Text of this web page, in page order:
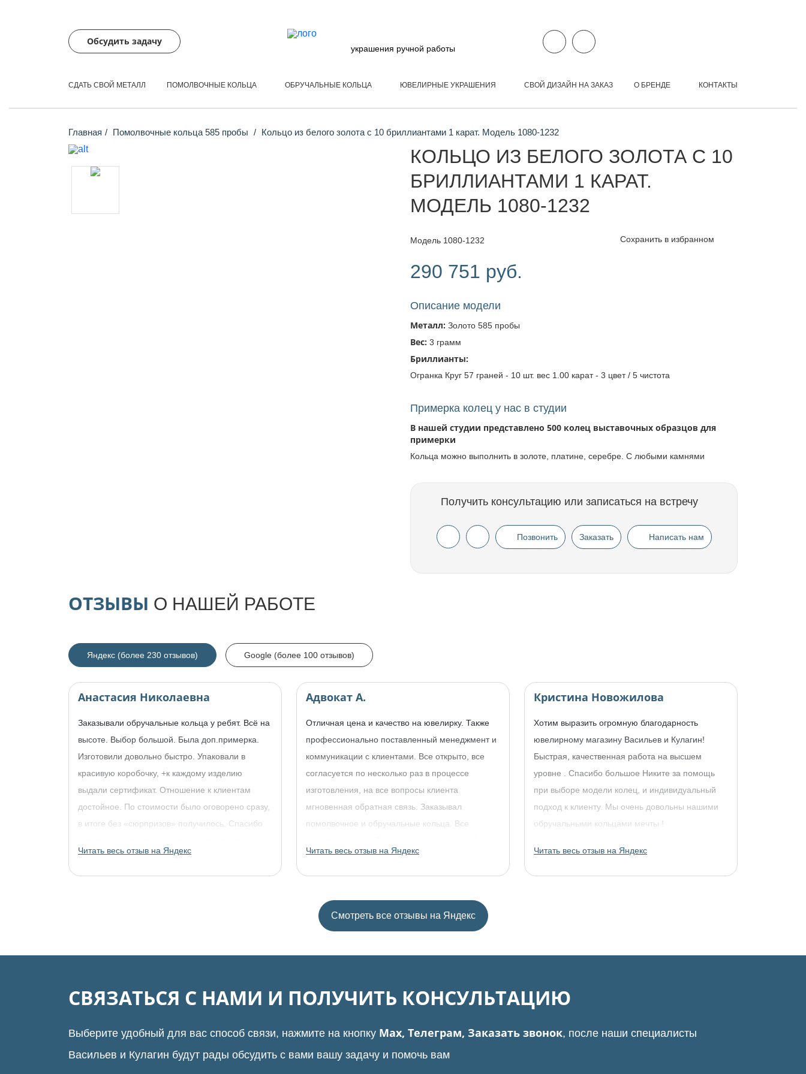
Обсудить задачу
украшения ручной работы
СДАТЬ СВОЙ МЕТАЛЛ ПОМОЛВОЧНЫЕ КОЛЬЦА ОБРУЧАЛЬНЫЕ КОЛЬЦА ЮВЕЛИРНЫЕ УКРАШЕНИЯ СВОЙ ДИЗАЙН НА ЗАКАЗ О БРЕНДЕ КОНТАКТЫ
Главная Помолвочные кольца 585 пробы Кольцо из белого золота с 10 бриллиантами 1 карат. Модель 1080-1232
КОЛЬЦО ИЗ БЕЛОГО ЗОЛОТА С 10
БРИЛЛИАНТАМИ 1 КАРАТ.
МОДЕЛЬ 1080-1232
Модель 1080-1232 Сохранить в избранном
290 751 руб.
Описание модели
Металл: Золото 585 пробы
Вес: 3 грамм
Бриллианты:
Огранка Круг 57 граней - 10 шт. вес 1.00 карат - 3 цвет / 5 чистота
Примерка колец у нас в студии
В нашей студии представлено 500 колец выставочных образцов для
примерки
Кольца можно выполнить в золоте, платине, серебре. С любыми камнями
Получить консультацию или записаться на встречу
Позвонить Заказать Написать нам
ОТЗЫВЫ О НАШЕЙ РАБОТЕ
Яндекс (более 230 отзывов) Google (более 100 отзывов)
Анастасия Николаевна
Заказывали обручальные кольца у ребят. Всё на
высоте. Выбор большой. Была доп.примерка.
Изготовили довольно быстро. Упаковали в
красивую коробочку, +к каждому изделию
выдали сертификат. Отношение к клиентам
достойное. По стоимости было оговорено сразу,
в итоге без «сюрпризов» получилось. Спасибо
украшениями!
Читать весь отзыв на Яндекс
Адвокат А.
Отличная цена и качество на ювелирку. Также
профессионально поставленный менеджмент и
коммуникации с клиентами. Все открыто, все
согласуется по несколько раз в процессе
изготовления, на все вопросы клиента
мгновенная обратная связь. Заказывал
помолвочное и обручальные кольца. Все
Читать весь отзыв на Яндекс
Кристина Новожилова
Хотим выразить огромную благодарность
ювелирному магазину Васильев и Кулагин!
Быстрая, качественная работа на высшем
уровне . Спасибо большое Никите за помощь
при выборе модели колец, и индивидуальный
подход к клиенту. Мы очень довольны нашими
обручальными кольцами мечты !
Читать весь отзыв на Яндекс
Смотреть все отзывы на Яндекс
СВЯЗАТЬСЯ С НАМИ И ПОЛУЧИТЬ КОНСУЛЬТАЦИЮ
Выберите удобный для вас способ связи, нажмите на кнопку Max, Телеграм, Заказать звонок, после наши специалисты
Васильев и Кулагин будут рады обсудить с вами вашу задачу и помочь вам